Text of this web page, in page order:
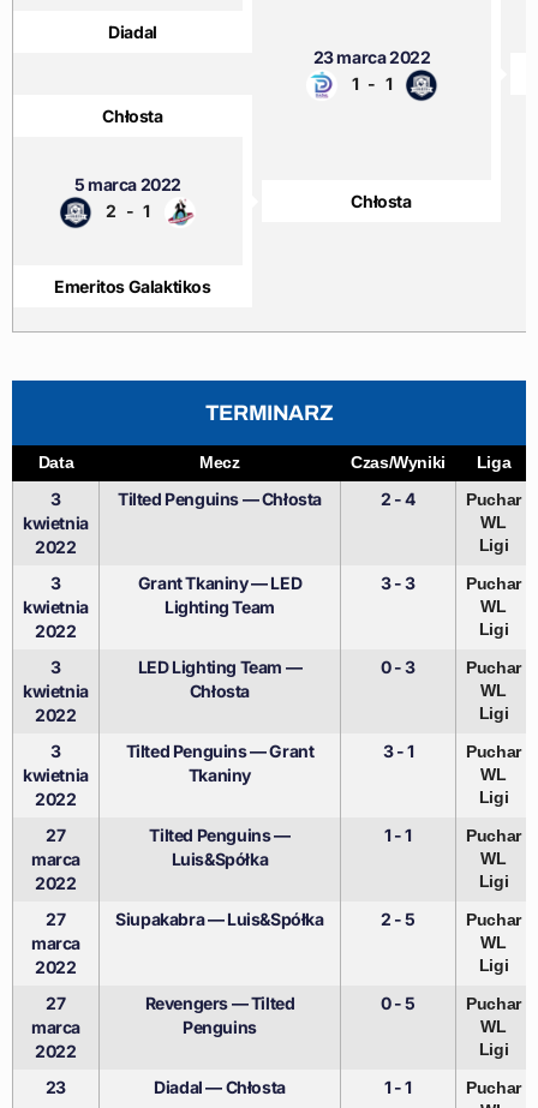
23 marca 2022
1 - 1
Diadal
Chłosta
5 marca 2022
2 - 1 Chłosta
Emeritos Galaktikos
TERMINARZ
Data Mecz Czas/Wyniki Liga
3
kwietnia
2022
Tilted Penguins — Chłosta 2 - 4
Puchar
WL
Ligi
3
kwietnia
2022
Grant Tkaniny — LED
Lighting Team
3 - 3
Puchar
WL
Ligi
3
kwietnia
2022
LED Lighting Team —
Chłosta
0 - 3
Puchar
WL
Ligi
3
kwietnia
2022
Tilted Penguins — Grant
Tkaniny
3 - 1
Puchar
WL
Ligi
27
marca
2022
Tilted Penguins —
Luis&Spółka
1 - 1
Puchar
WL
Ligi
27
marca
2022
Siupakabra — Luis&Spółka 2 - 5
Puchar
WL
Ligi
27
marca
2022
Revengers — Tilted
Penguins
0 - 5
Puchar
WL
Ligi
23
Diadal — Chłosta 1 - 1
Puchar